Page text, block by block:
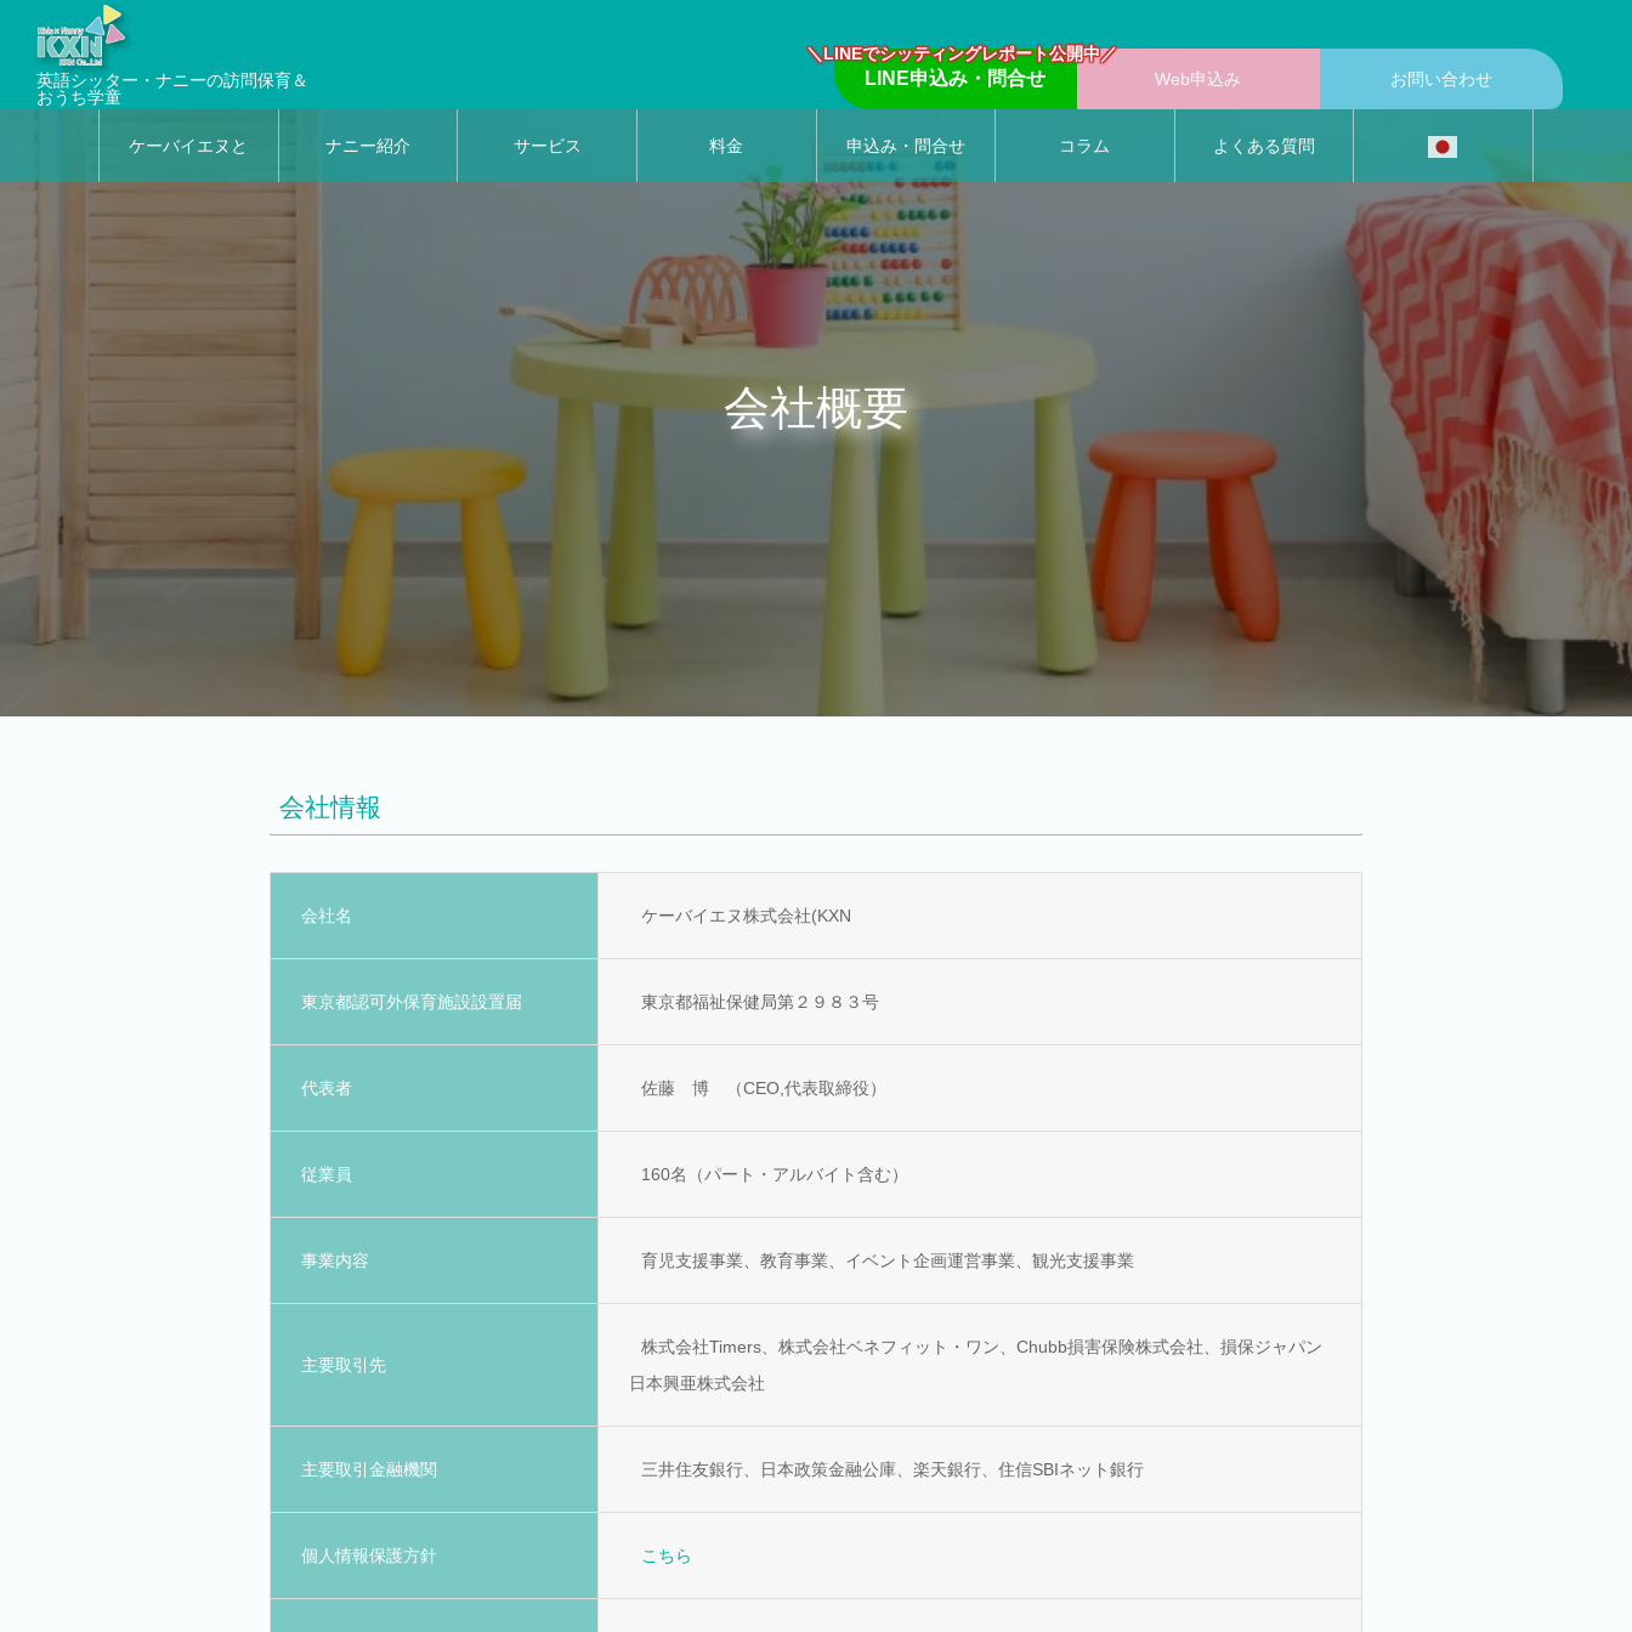
英語シッター・ナニーの訪問保育＆
おうち学童
＼LINEでシッティングレポート公開中／
LINE申込み・問合せ Web申込み お問い合わせ
ケーバイエヌと ナニー紹介 サービス 料金 申込み・問合せ コラム よくある質問
会社概要
会社情報
会社名 ケーバイエヌ株式会社(KXN
東京都認可外保育施設設置届 東京都福祉保健局第２９８３号
代表者 佐藤 博 （CEO,代表取締役）
従業員 160名（パート・アルバイト含む）
事業内容 育児支援事業、教育事業、イベント企画運営事業、観光支援事業
主要取引先
株式会社Timers、株式会社ベネフィット・ワン、Chubb損害保険株式会社、損保ジャパン
日本興亜株式会社
主要取引金融機関 三井住友銀行、日本政策金融公庫、楽天銀行、住信SBIネット銀行
個人情報保護方針 こちら